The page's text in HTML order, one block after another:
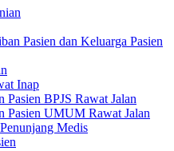
Pasien dan Keluarga Pasien
Inap
Pasien BPJS Rawat Jalan
Pasien UMUM Rawat Jalan
Medis